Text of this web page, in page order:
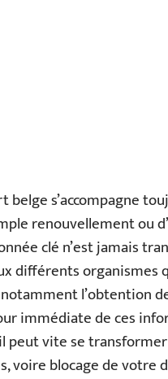
belge s’accompagne
renouvellement
clé n’est jamais
différents organismes
l’obtention
immédiate de ces
peut vite se
voire blocage de votre